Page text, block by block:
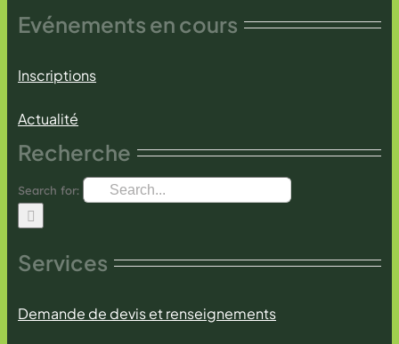
Evénements en cours
Inscriptions
Actualité
Recherche
Search for:
Services
Demande de devis et renseignements